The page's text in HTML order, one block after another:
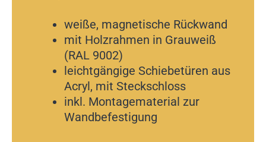
weiße, magnetische Rückwand
mit Holzrahmen in Grauweiß
(RAL 9002)
leichtgängige Schiebetüren aus
Acryl, mit Steckschloss
inkl. Montagematerial zur
Wandbefestigung